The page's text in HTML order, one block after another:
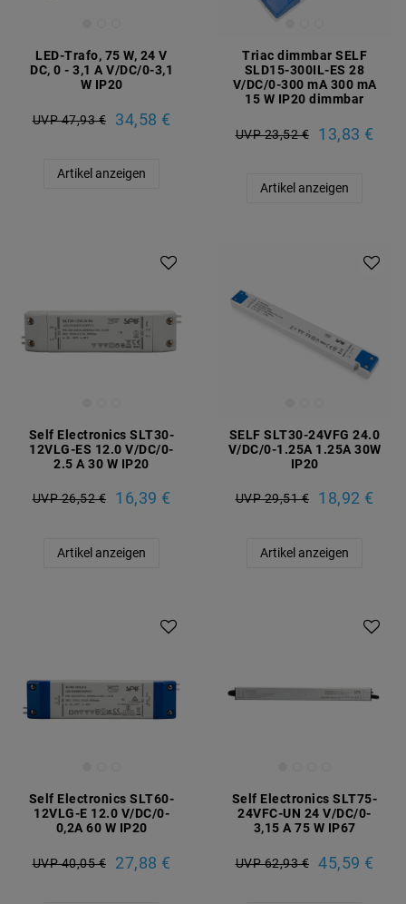
LED-Trafo, 75 W, 24 V
DC, 0 - 3,1 A V/DC/0-3,1
W IP20
UVP 47,93 € 34,58 €
Artikel anzeigen
Triac dimmbar SELF
SLD15-300IL-ES 28
V/DC/0-300 mA 300 mA
15 W IP20 dimmbar
UVP 23,52 € 13,83 €
Artikel anzeigen
Self Electronics SLT30-
12VLG-ES 12.0 V/DC/0-
2.5 A 30 W IP20
UVP 26,52 € 16,39 €
Artikel anzeigen
SELF SLT30-24VFG 24.0
V/DC/0-1.25A 1.25A 30W
IP20
UVP 29,51 € 18,92 €
Artikel anzeigen
Self Electronics SLT60-
12VLG-E 12.0 V/DC/0-
0,2A 60 W IP20
UVP 40,05 € 27,88 €
Self Electronics SLT75-
24VFC-UN 24 V/DC/0-
3,15 A 75 W IP67
UVP 62,93 € 45,59 €